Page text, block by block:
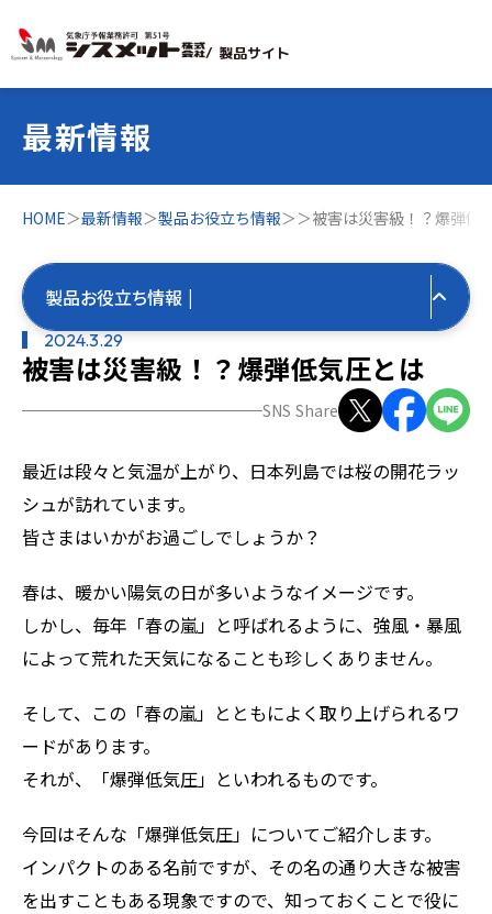
/ 製品サイト
最新情報
HOME＞最新情報＞製品お役立ち情報＞ ＞被害は災害級！？爆弾低
製品お役立ち情報 |
すべての最新情報
すべて
ZEROSAI X-AI
羅針盤PLUS
デジクラゲ
気象お役立ち情報
技術提案
お知らせ
閉じる
2024.3.29
被害は災害級！？爆弾低気圧とは
SNS Share
最近は段々と気温が上がり、日本列島では桜の開花ラッ
シュが訪れています。
皆さまはいかがお過ごしでしょうか？
春は、暖かい陽気の日が多いようなイメージです。
しかし、毎年「春の嵐」と呼ばれるように、強風・暴風
によって荒れた天気になることも珍しくありません。
そして、この「春の嵐」とともによく取り上げられるワ
ードがあります。
それが、「爆弾低気圧」といわれるものです。
今回はそんな「爆弾低気圧」についてご紹介します。
インパクトのある名前ですが、その名の通り大きな被害
を出すこともある現象ですので、知っておくことで役に